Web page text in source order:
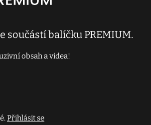
součástí balíčku PREMIUM.
obsah a videa!
Přihlásit se